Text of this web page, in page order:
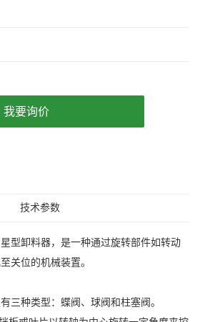
我要询价
技术参数
型卸料器，是一种通过旋转部件如转动
关位的机械装置。
三种类型：蝶阀、球阀和柱塞阀。